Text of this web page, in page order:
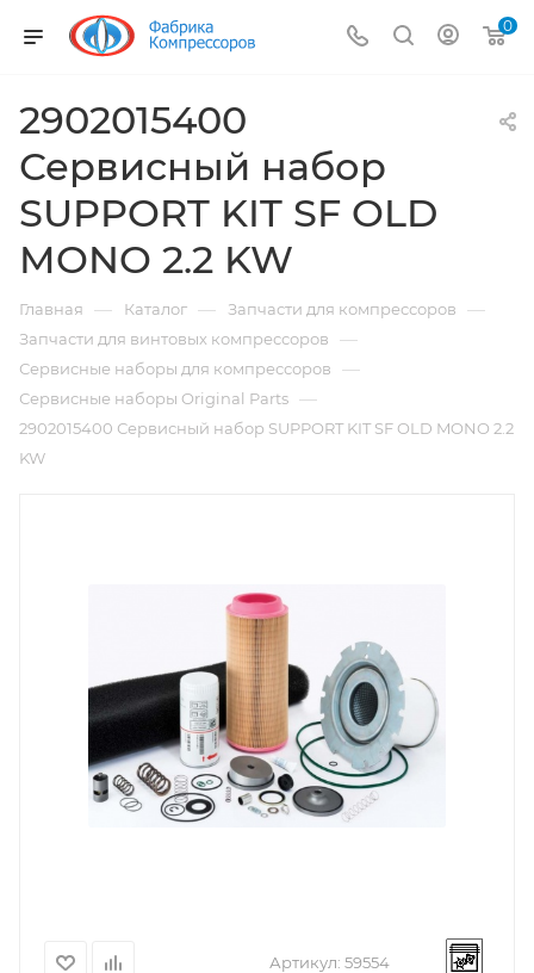
0
2902015400
Сервисный набор
SUPPORT KIT SF OLD
MONO 2.2 KW
Главная — Каталог — Запчасти для компрессоров —
Запчасти для винтовых компрессоров —
Сервисные наборы для компрессоров —
Сервисные наборы Original Parts —
2902015400 Сервисный набор SUPPORT KIT SF OLD MONO 2.2
KW
Артикул: 59554